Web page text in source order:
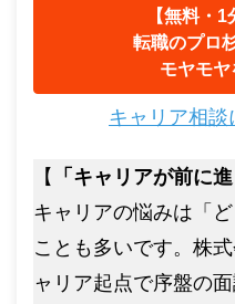
【無料・1
転職のプロ
モヤモ
キャリア相談
【
「キャリアが前に
キャリアの悩みは「
ことも多いです。株
ャリア起点で序盤の